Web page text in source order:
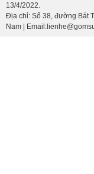
13/4/2022.
Địa chỉ: Số 38, đường Bát
Nam |